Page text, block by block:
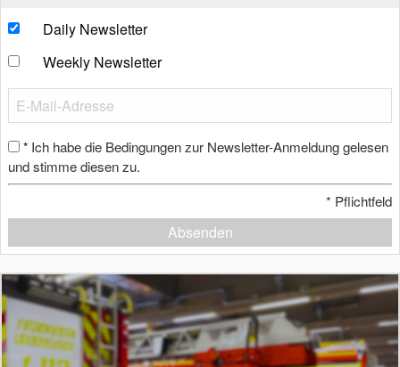
Daily Newsletter
Weekly Newsletter
* Ich habe die Bedingungen zur Newsletter-Anmeldung gelesen
und stimme diesen zu.
* Pflichtfeld
Absenden